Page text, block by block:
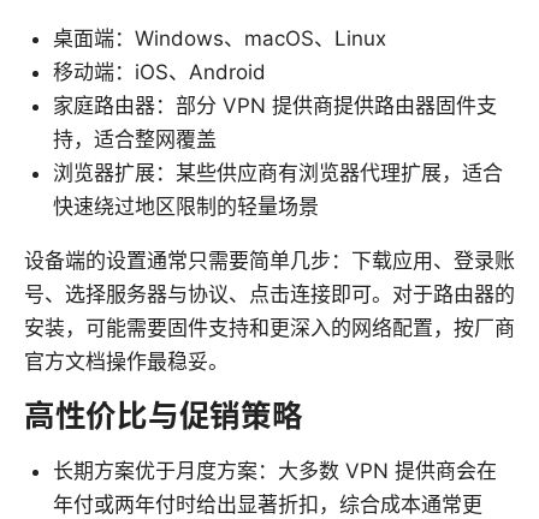
桌面端：Windows、macOS、Linux
移动端：iOS、Android
家庭路由器：部分 VPN 提供商提供路由器固件支
持，适合整网覆盖
浏览器扩展：某些供应商有浏览器代理扩展，适合
快速绕过地区限制的轻量场景
设备端的设置通常只需要简单几步：下载应用、登录账
号、选择服务器与协议、点击连接即可。对于路由器的
安装，可能需要固件支持和更深入的网络配置，按厂商
官方文档操作最稳妥。
高性价比与促销策略
长期方案优于月度方案：大多数 VPN 提供商会在
年付或两年付时给出显著折扣，综合成本通常更